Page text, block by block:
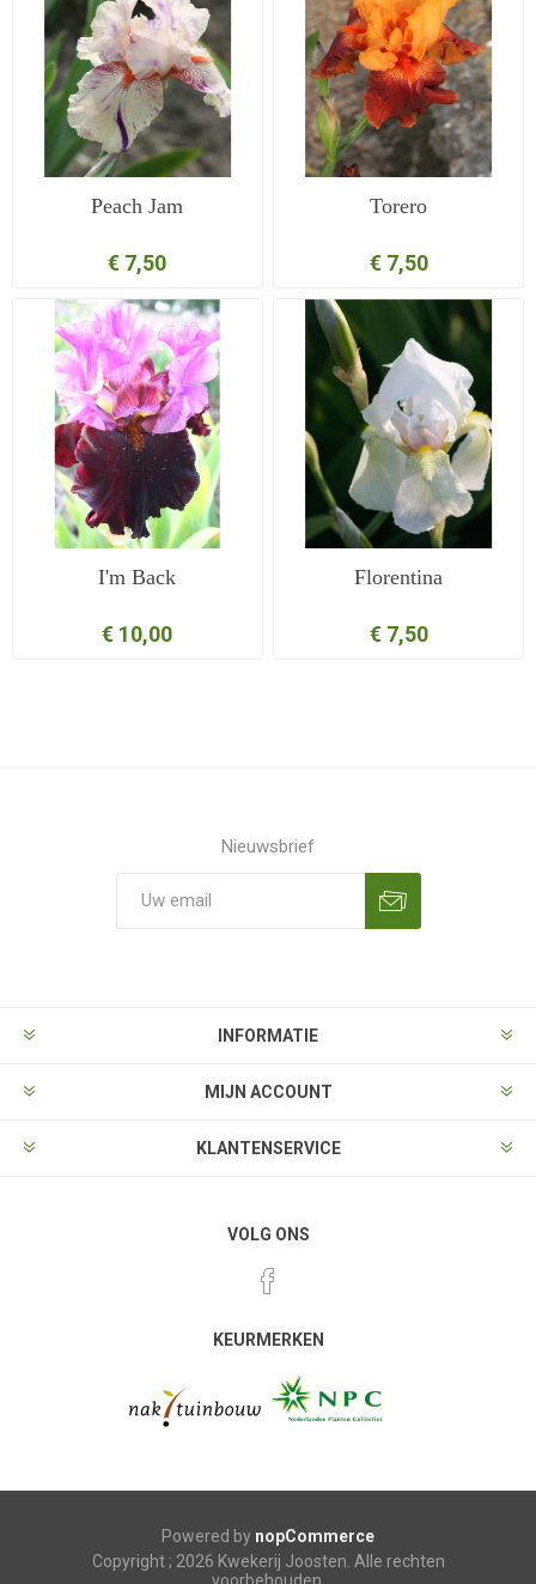
Peach Jam
€ 7,50
Torero
€ 7,50
I'm Back
€ 10,00
Florentina
€ 7,50
Nieuwsbrief
INFORMATIE
MIJN ACCOUNT
KLANTENSERVICE
VOLG ONS
KEURMERKEN
Powered by nopCommerce
Copyright ; 2026 Kwekerij Joosten. Alle rechten